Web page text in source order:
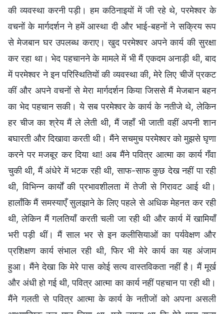
की व्यवस्था करनी पड़ी। हम कठिनाइयों में जी रहे थे, परमेश्वर के
वचनों के मार्गदर्शन ने हमें आस्था दी और भाई-बहनों ने सक्रिय रूप
से मेजबान घर उपलब्ध कराए। खुद परमेश्वर अपने कार्य की सुरक्षा
कर रहा था। भेद पहचानने के मामले में भी मैं एकदम अनाड़ी थी, बाद
में परमेश्वर ने इन परिस्थितियों की व्यवस्था की, मेरे लिए चीजें प्रकट
कीं और अपने वचनों से मेरा मार्गदर्शन किया जिससे मैं मेजबान बहन
का भेद पहचान सकी। ये सब परमेश्वर के कार्य के नतीजे थे, लेकिन
हर चीज का श्रेय मैं ले लेती थी, मैं जहाँ भी जाती वहीं अपनी शान
बघारती और दिखावा करती थी। मैंने सचमुच परमेश्वर को मुझसे घृणा
करने पर मजबूर कर दिया था! अब मैंने पवित्र आत्मा का कार्य गँवा
चुकी थी, मैं अंधेरे में भटक रही थी, साफ-साफ कुछ देख नहीं पा रही
थी, विभिन्न कार्यों की प्रभावशीलता में तेजी से गिरावट आई थी।
हालाँकि मैं समस्याएँ सुलझाने के लिए पहले से अधिक मेहनत कर रही
थी, लेकिन मैं गलतियाँ करती चली जा रही थी और कार्य में खामियाँ
भरी पड़ी थीं। मैं साल भर से इन कलीसियाओं का पर्यवेक्षण और
प्रशिक्षण कार्य संभाल रही थी, फिर भी मेरे कार्य का यह अंजाम
हुआ। मैंने देखा कि मेरे पास कोई सत्य वास्तविकता नहीं है। मैं मूर्ख
और अंधी हो गई थी, पवित्र आत्मा का कार्य नहीं पहचान पा रही थी।
मैंने गलती से पवित्र आत्मा के कार्य के नतीजों को अपना असली